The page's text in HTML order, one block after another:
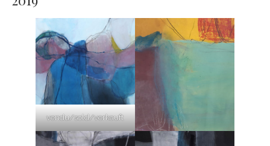
vendu/sold/verkauft